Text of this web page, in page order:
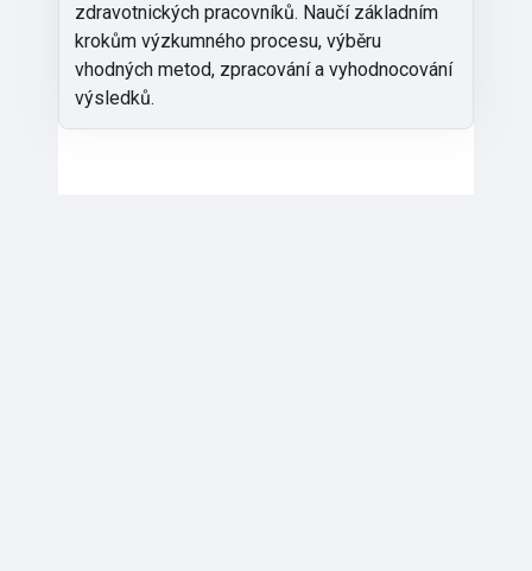
zdravotnických pracovníků. Naučí základním
krokům výzkumného procesu, výběru
vhodných metod, zpracování a vyhodnocování
výsledků.